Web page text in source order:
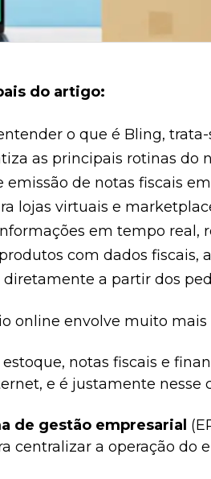
do artigo:
o que é Bling,
as principais rotinas do
emissão de notas fiscais
lojas virtuais e
em tempo real,
com dados fiscais,
a partir dos
online envolve muito mais
notas fiscais e
e é justamente nesse
de gestão empresarial
centralizar a operação do